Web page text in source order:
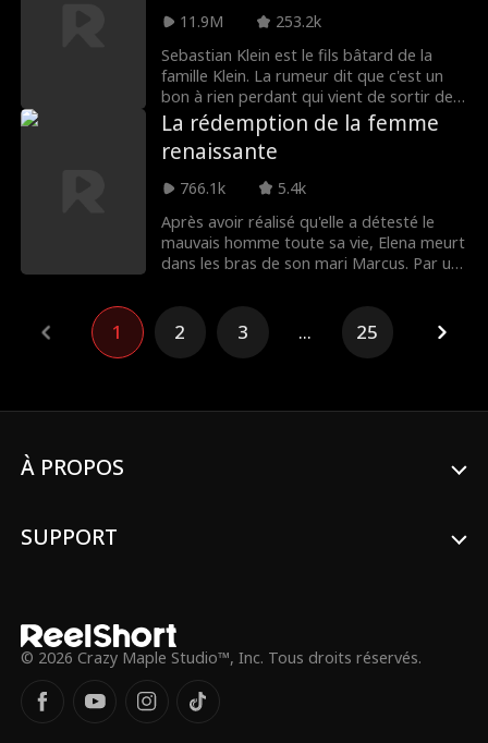
qu'elle veut fuir... ou est-ce lui ? Que se
passe-t-il lorsqu'un autre Alpha prétend
également être son compagnon ?!
11.9M
253.2k
Sebastian Klein est le fils bâtard de la
famille Klein. La rumeur dit que c'est un
bon à rien perdant qui vient de sortir de
prison. Aucune fille sensée ne l’épouserait,
jusqu’à ce que Natalie Quinn le fasse. Elle
ne le sait pas... elle a en fait épousé un
milliardaire secret ! Que se passera-t-il
lorsqu'elle découvrira la vérité ? La
meilleure question est... pourquoi
Sebastian Klein cache-t-il son identité en
premier lieu ?!
La rédemption de la femme
renaissante
766.1k
5.4k
Après avoir réalisé qu'elle a détesté le
mauvais homme toute sa vie, Elena meurt
dans les bras de son mari Marcus. Par un
temps. Il n'est pas trop tard, elle a encore
le temps de tout changer. Dans cette vie,
elle ne détestera pas son mari... elle le
1 2 3 ... 25
À PROPOS
SUPPORT
© 2026 Crazy Maple Studio™, Inc. Tous droits réservés.